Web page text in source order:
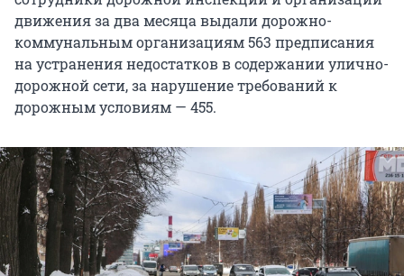
движения за два месяца выдали дорожно-
коммунальным организациям 563 предписания
на устранения недостатков в содержании улично-
дорожной сети, за нарушение требований к
дорожным условиям — 455.